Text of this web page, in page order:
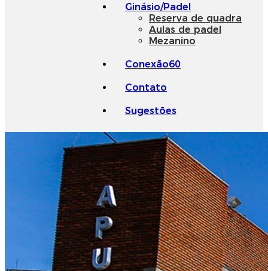
Ginásio/Padel
Reserva de quadra
Aulas de padel
Mezanino
Conexão60
Contato
Sugestões